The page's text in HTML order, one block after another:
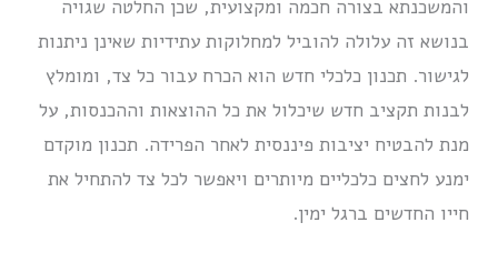
והמשכנתא בצורה חכמה ומקצועית, שכן החלטה שגויה
בנושא זה עלולה להוביל למחלוקות עתידיות שאינן ניתנות
לגישור. תכנון כלכלי חדש הוא הכרח עבור כל צד, ומומלץ
לבנות תקציב חדש שיכלול את כל ההוצאות וההכנסות, על
מנת להבטיח יציבות פיננסית לאחר הפרידה. תכנון מוקדם
ימנע לחצים כלכליים מיותרים ויאפשר לכל צד להתחיל את
חייו החדשים ברגל ימין.